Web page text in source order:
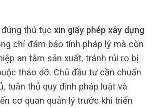
thủ tục xin giấy phép xây dựng
chỉ đảm bảo tính pháp lý mà còn
an tâm sản xuất, tránh rủi ro bị
tháo dỡ. Chủ đầu tư cần chuẩn
tuân thủ quy định pháp luật và
cơ quan quản lý trước khi triển